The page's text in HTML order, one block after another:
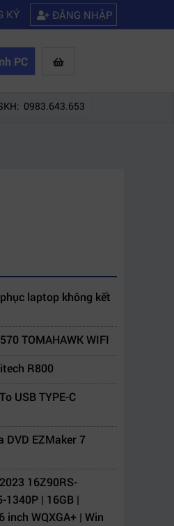
không kết nối được wifi|
KÝ ĐĂNG NHẬP
PC
0983.643.653
laptop không kết
TOMAHAWK WIFI
R800
USB TYPE-C
DVD EZMaker 7
16Z90RS-
1340P | 16GB |
inch WQXGA+ | Win